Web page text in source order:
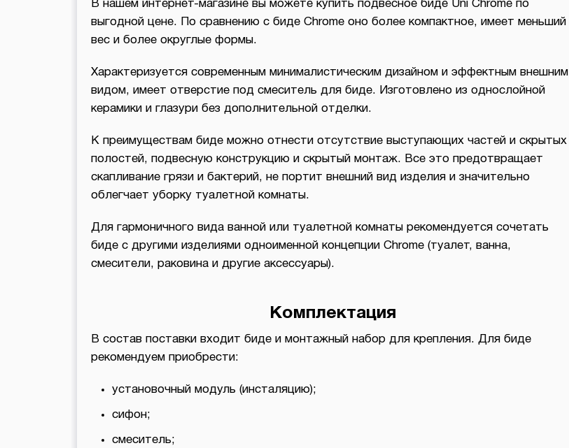
В нашем интернет-магазине вы можете купить подвесное биде Uni Chrome по
выгодной цене. По сравнению с биде Chrome оно более компактное, имеет меньший
вес и более округлые формы.
Характеризуется современным минималистическим дизайном и эффектным внешним
видом, имеет отверстие под смеситель для биде. Изготовлено из однослойной
керамики и глазури без дополнительной отделки.
К преимуществам биде можно отнести отсутствие выступающих частей и скрытых
полостей, подвесную конструкцию и скрытый монтаж. Все это предотвращает
скапливание грязи и бактерий, не портит внешний вид изделия и значительно
облегчает уборку туалетной комнаты.
Для гармоничного вида ванной или туалетной комнаты рекомендуется сочетать
биде с другими изделиями одноименной концепции Chrome (туалет, ванна,
смесители, раковина и другие аксессуары).
Комплектация
В состав поставки входит биде и монтажный набор для крепления. Для биде
рекомендуем приобрести:
установочный модуль (инсталяцию);
сифон;
смеситель;